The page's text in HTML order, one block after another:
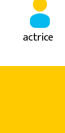
actrice